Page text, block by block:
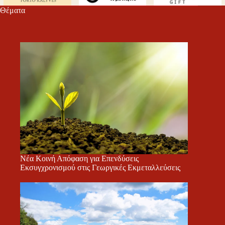
Θέματα
Νέα Κοινή Απόφαση για Επενδύσεις
Εκσυγχρονισμού στις Γεωργικές Εκμεταλλεύσεις